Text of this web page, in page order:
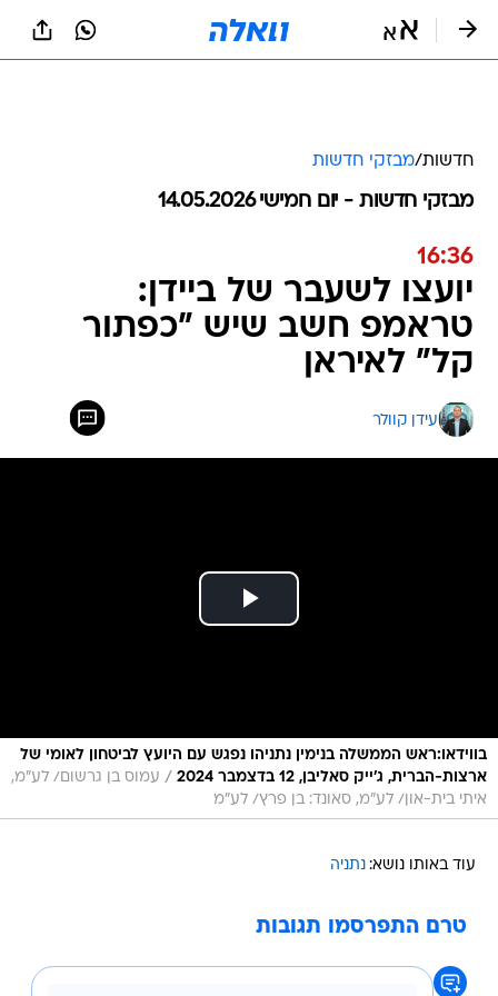
חדשות/מבזקי חדשות
מבזקי חדשות - יום חמישי 14.05.2026
16:36
יועצו לשעבר של ביידן:
טראמפ חשב שיש "כפתור
קל" לאיראן
עידן קוולר
בווידאו:ראש הממשלה בנימין נתניהו נפגש עם היועץ לביטחון לאומי של
ארצות-הברית, ג'ייק סאליבן, 12 בדצמבר 2024
/ עמוס בן גרשום/ לע"מ,
איתי בית-און/ לע"מ, סאונד: בן פרץ/ לע"מ
עוד באותו נושא: נתניה
טרם התפרסמו תגובות